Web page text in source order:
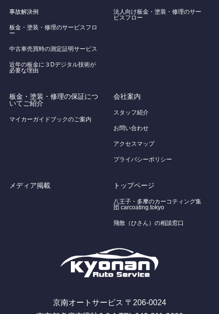
事故解決例
板金・塗装・修理のサービスフロ
ー
中古車売買時の測定証明サービス
近年の板金に３Dデジタル技術が
必要な理由
法人向け板金・塗装・修理のサー
ビスフロー
板金・塗装・修理の保証につ
いてご紹介
マイカーガイドブックのご案内
会社案内
スタッフ紹介
お問い合わせ
アクセスマップ
プライバシーポリシー
メディア掲載 トップページ
八王子・多摩のカーコティング集
団 carcoating.tokyo
飛散（ひさん）の相談窓口
京南オートサービス 〒206-0024